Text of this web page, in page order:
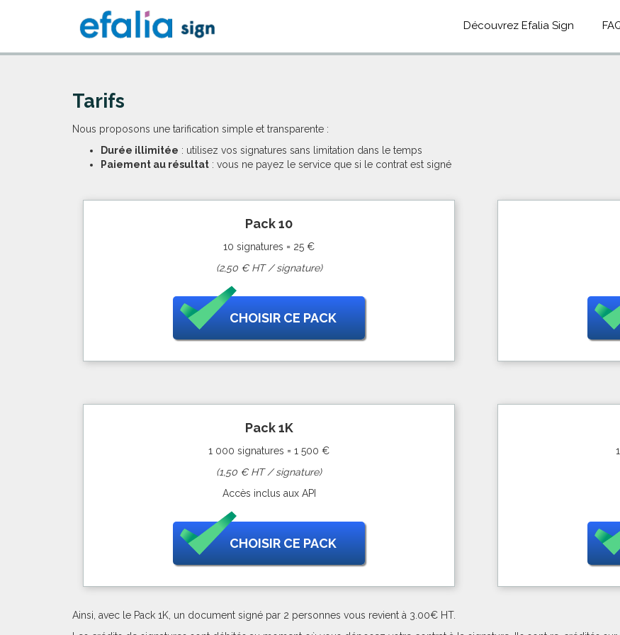
Découvrez Efalia Sign
Tarifs
Nous proposons une tarification simple et transparente :
Durée illimitée : utilisez vos signatures sans limitation dans le temps
Paiement au résultat : vous ne payez le service que si le contrat est signé
Pack 10
10 signatures = 25 €
(2,50 € HT / signature)
CHOISIR CE PACK
Pack 1K
1 000 signatures = 1 500 €
(1,50 € HT / signature)
Accès inclus aux API
CHOISIR CE PACK
Ainsi, avec le Pack 1K, un document signé par 2 personnes vous revient à 3.00€ HT.